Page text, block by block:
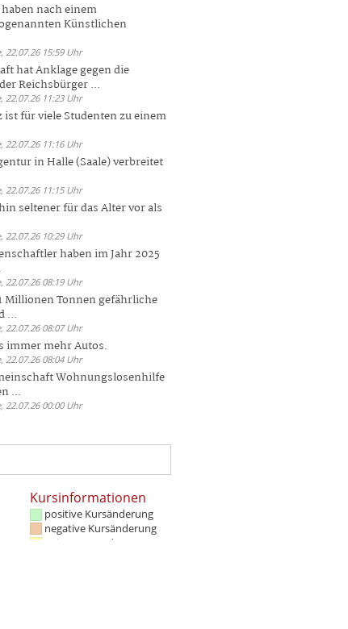
nach einem
Künstlichen
15:59 Uhr
hat Anklage gegen die
Reichsbürger ...
11:23 Uhr
für viele Studenten zu einem
11:16 Uhr
in Halle (Saale) verbreitet
11:15 Uhr
seltener für das Alter vor als
10:29 Uhr
haben im Jahr 2025
08:19 Uhr
Millionen Tonnen gefährliche
...
08:07 Uhr
immer mehr Autos.
08:04 Uhr
Wohnungslosenhilfe
...
00:00 Uhr
Kursinformationen
positive Kursänderung
negative Kursänderung
Keine Kursänderung